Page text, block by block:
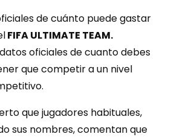
de cuánto puede gastar
FIFA ULTIMATE TEAM.
oficiales de cuanto debes
que competir a un nivel
que jugadores habituales,
sus nombres, comentan que